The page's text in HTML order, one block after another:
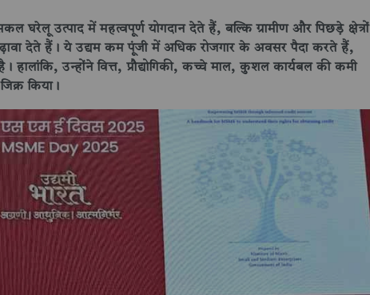
घरेलू उत्पाद में महत्वपूर्ण योगदान देते हैं, बल्कि ग्रामीण और पिछड़े क्षेत्रों
देते हैं। ये उद्यम कम पूंजी में अधिक रोजगार के अवसर पैदा करते हैं,
हालांकि, उन्होंने वित्त, प्रौद्योगिकी, कच्चे माल, कुशल कार्यबल की कमी
किया।